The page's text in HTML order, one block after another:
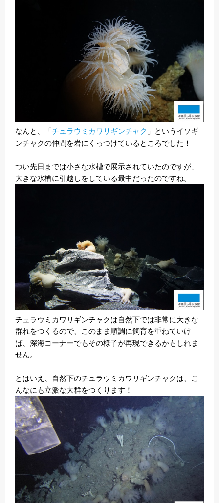
なんと、「チュラウミカワリギンチャク 」というイソギ
ンチャクの仲間を岩にくっつけているところでした！
つい先日までは小さな水槽で展示されていたのですが、
大きな水槽に引越しをしている最中だったのですね。
チュラウミカワリギンチャクは自然下では非常に大きな
群れをつくるので、このまま順調に飼育を重ねていけ
ば、深海コーナーでもその様子が再現できるかもしれま
せん。
とはいえ、自然下のチュラウミカワリギンチャクは、こ
んなにも立派な大群をつくります！